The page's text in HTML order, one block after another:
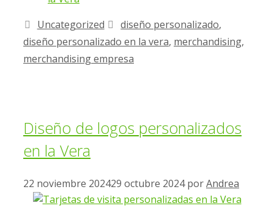
Uncategorized diseño personalizado,
diseño personalizado en la vera, merchandising,
merchandising empresa
Diseño de logos personalizados
en la Vera
22 noviembre 202429 octubre 2024 porAndrea